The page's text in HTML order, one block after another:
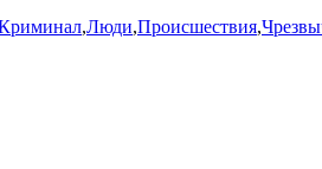
,Люди,Происшествия,